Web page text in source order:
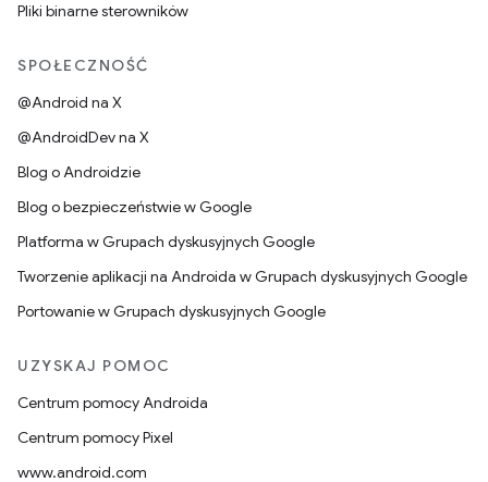
Pliki binarne sterowników
SPOŁECZNOŚĆ
@Android na X
@AndroidDev na X
Blog o Androidzie
Blog o bezpieczeństwie w Google
Platforma w Grupach dyskusyjnych Google
Tworzenie aplikacji na Androida w Grupach dyskusyjnych Google
Portowanie w Grupach dyskusyjnych Google
UZYSKAJ POMOC
Centrum pomocy Androida
Centrum pomocy Pixel
www.android.com